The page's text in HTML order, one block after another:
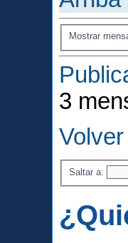
Mostrar
3
Saltar a: